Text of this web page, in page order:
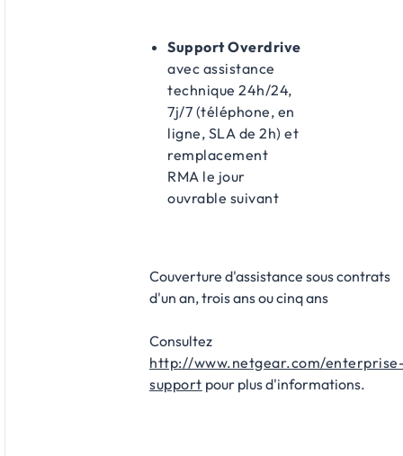
Support Overdrive
avec assistance
technique 24h/24,
7j/7 (téléphone, en
ligne, SLA de 2h) et
remplacement
RMA le jour
ouvrable suivant
Couverture d'assistance sous contrats
d'un an, trois ans ou cinq ans
Consultez
http://www.netgear.com/
support pour plus d'informations.